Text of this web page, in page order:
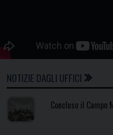
NOTIZIE DAGLI UFFICI
Concluso il Campo